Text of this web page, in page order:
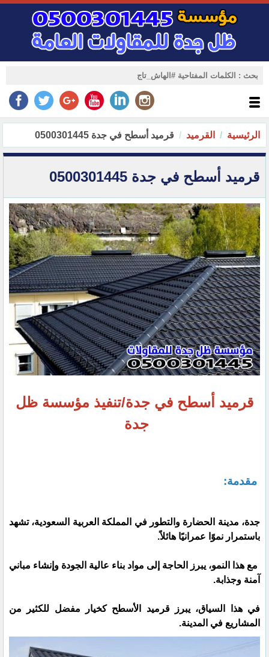
الرئيسية القرميد قرميد أسطح في جدة 0500301445
قرميد أسطح في جدة 0500301445
قرميد أسطح في جدة/تنفيذ مؤسسة ظل
جدة
مقدمة:
جدة، مدينة الحضارة والتطور في المملكة العربية السعودية، تشهد
باستمرار نموًا عمرانيًا هائلاً.
مع هذا النمو، يبرز الحاجة إلى مواد بناء عالية الجودة وإنشاء مباني
آمنة وجذابة.
في هذا السياق، يبرز قرميد الأسطح كخيار مفضل للكثير من
المشاريع في المدينة.